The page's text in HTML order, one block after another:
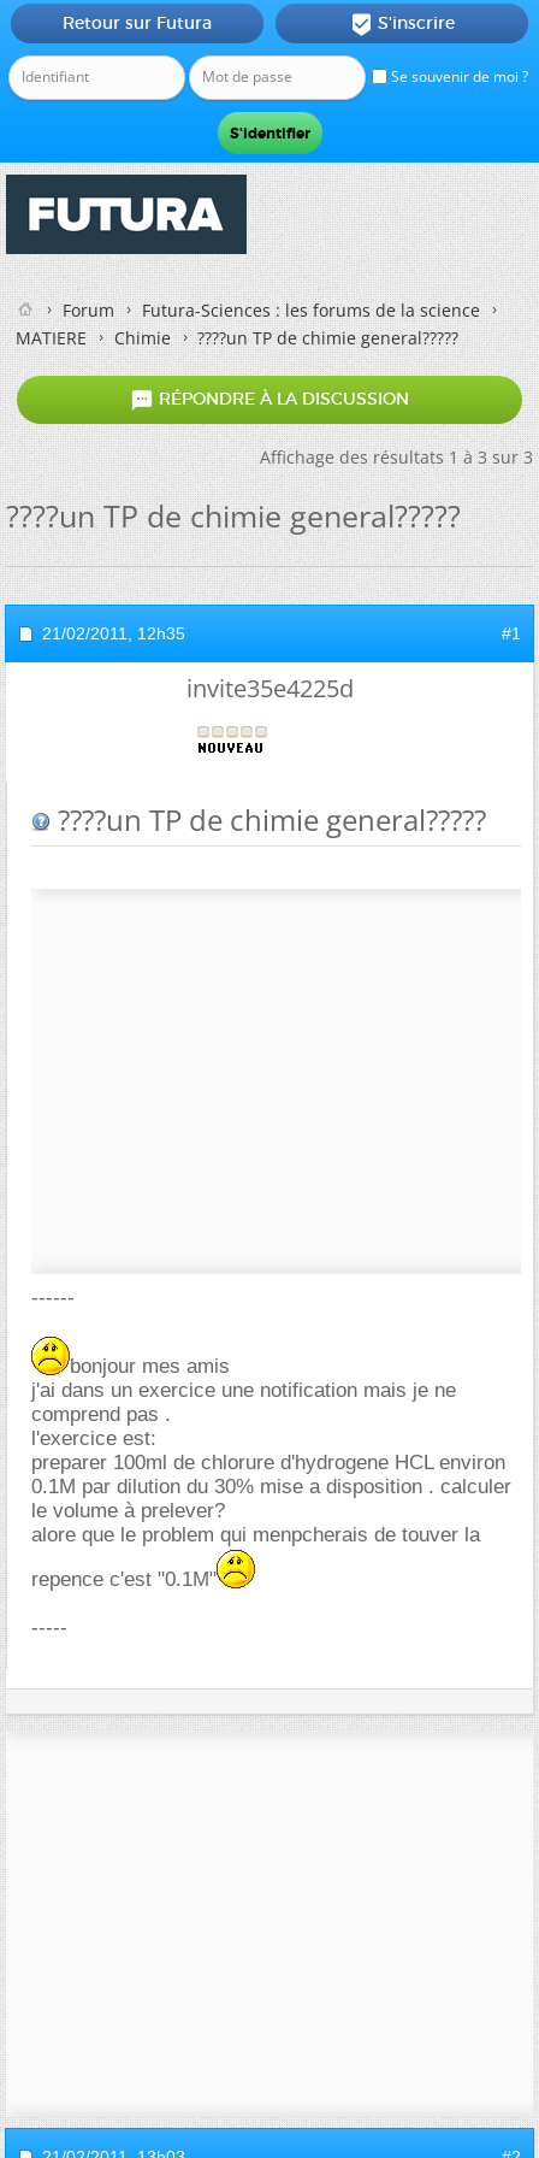
Se souvenir de moi ?
Retour sur Futura  S'inscrire
Forum
Futura-Sciences : les forums de la science
MATIERE
Chimie ????un TP de chimie general?????
 RÉPONDRE À LA DISCUSSION
Affichage des résultats 1 à 3 sur 3
????un TP de chimie general?????
21/02/2011, 12h35 #1
invite35e4225d
????un TP de chimie general?????
------
bonjour mes amis
j'ai dans un exercice une notification mais je ne
comprend pas .
l'exercice est:
preparer 100ml de chlorure d'hydrogene HCL environ
0.1M par dilution du 30% mise a disposition . calculer
le volume à prelever?
alore que le problem qui menpcherais de touver la
repence c'est "0.1M"
-----